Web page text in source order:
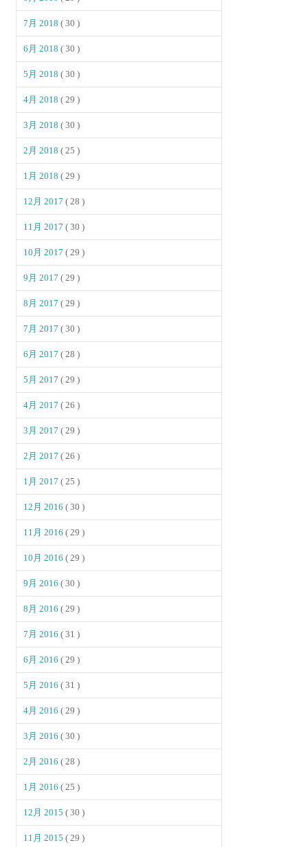
7月 2018( 30 )
6月 2018( 30 )
5月 2018( 30 )
4月 2018( 29 )
3月 2018( 30 )
2月 2018( 25 )
1月 2018( 29 )
12月 2017( 28 )
11月 2017( 30 )
10月 2017( 29 )
9月 2017( 29 )
8月 2017( 29 )
7月 2017( 30 )
6月 2017( 28 )
5月 2017( 29 )
4月 2017( 26 )
3月 2017( 29 )
2月 2017( 26 )
1月 2017( 25 )
12月 2016( 30 )
11月 2016( 29 )
10月 2016( 29 )
9月 2016( 30 )
8月 2016( 29 )
7月 2016( 31 )
6月 2016( 29 )
5月 2016( 31 )
4月 2016( 29 )
3月 2016( 30 )
2月 2016( 28 )
1月 2016( 25 )
12月 2015( 30 )
11月 2015( 29 )